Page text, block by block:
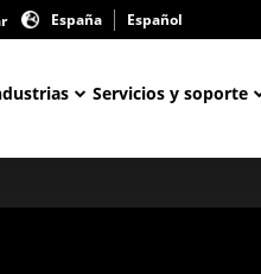
España Español
Servicios y soporte